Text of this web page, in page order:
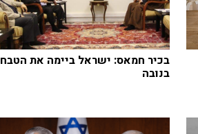
בכיר חמאס: ישראל ביימה את הטבח
בנובה